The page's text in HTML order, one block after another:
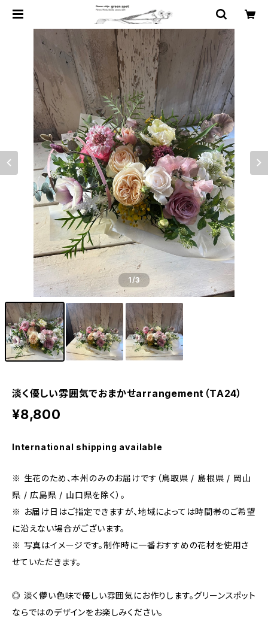
1/3
淡く優しい雰囲気でおまかせarrangement（TA24）
¥8,800
International shipping available
※ 生花のため、本州のみのお届けです（鳥取県 / 島根県 / 岡山
県 / 広島県 / 山口県を除く）。
※ お届け日はご指定できますが、地域によっては時間帯のご希望
に沿えない場合がございます。
※ 写真はイメージです。制作時に一番おすすめの花材を使用さ
せていただきます。
◎ 淡く儚い色味で優しい雰囲気にお作りします。グリーンスポット
ならではのデザインをお楽しみください。